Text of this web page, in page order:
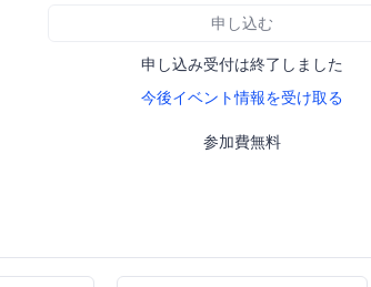
申し込む
申し込み受付は終了しました
今後イベント情報を受け取る
参加費無料